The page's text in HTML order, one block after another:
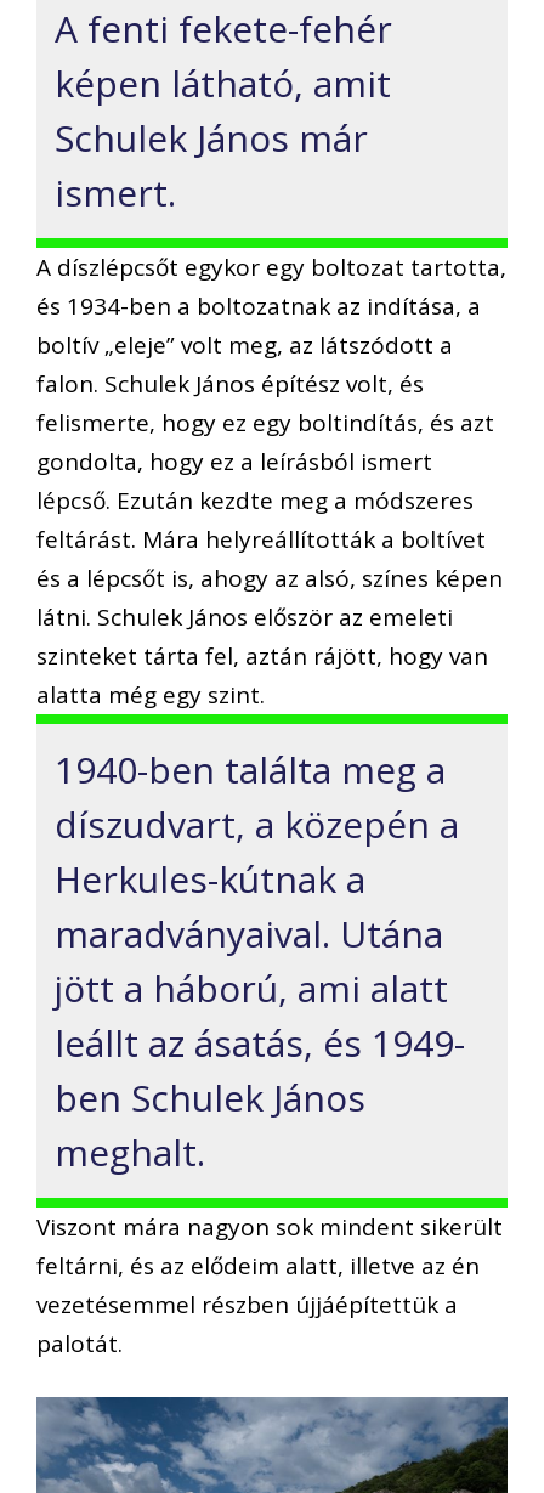
A fenti fekete-fehér
képen látható, amit
Schulek János már
ismert.
A díszlépcsőt egykor egy boltozat tartotta,
és 1934-ben a boltozatnak az indítása, a
boltív „eleje” volt meg, az látszódott a
falon. Schulek János építész volt, és
felismerte, hogy ez egy boltindítás, és azt
gondolta, hogy ez a leírásból ismert
lépcső. Ezután kezdte meg a módszeres
feltárást. Mára helyreállították a boltívet
és a lépcsőt is, ahogy az alsó, színes képen
látni. Schulek János először az emeleti
szinteket tárta fel, aztán rájött, hogy van
alatta még egy szint.
1940-ben találta meg a
díszudvart, a közepén a
Herkules-kútnak a
maradványaival. Utána
jött a háború, ami alatt
leállt az ásatás, és 1949-
ben Schulek János
meghalt.
Viszont mára nagyon sok mindent sikerült
feltárni, és az elődeim alatt, illetve az én
vezetésemmel részben újjáépítettük a
palotát.